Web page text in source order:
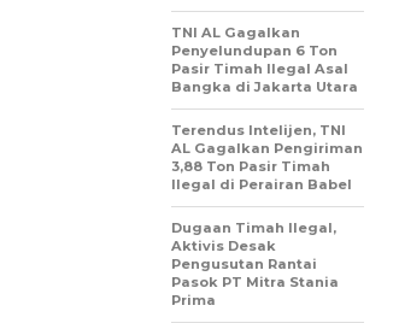
TNI AL Gagalkan
Penyelundupan 6 Ton
Pasir Timah Ilegal Asal
Bangka di Jakarta Utara
Terendus Intelijen, TNI
AL Gagalkan Pengiriman
3,88 Ton Pasir Timah
Ilegal di Perairan Babel
Dugaan Timah Ilegal,
Aktivis Desak
Pengusutan Rantai
Pasok PT Mitra Stania
Prima